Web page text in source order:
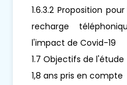
1.6.3.2 Proposition
recharge
l'impact de Covid-19
1.7 Objectifs de l'étude
1,8 ans pris en compte